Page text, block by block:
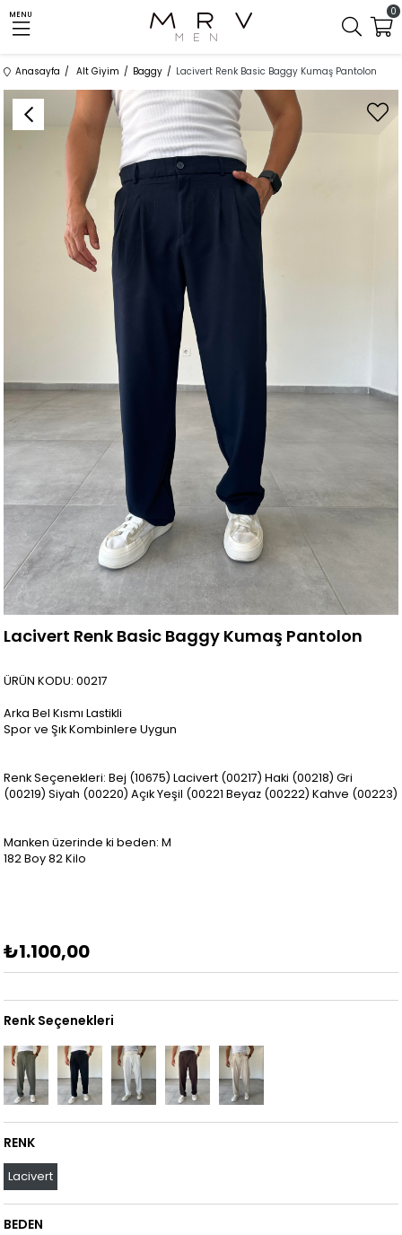
MENU 0
Anasayfa Alt Giyim Baggy Lacivert Renk Basic Baggy Kumaş Pantolon
Lacivert Renk Basic Baggy Kumaş Pantolon
ÜRÜN KODU: 00217
Arka Bel Kısmı Lastikli
Spor ve Şık Kombinlere Uygun
Renk Seçenekleri: Bej (10675) Lacivert (00217) Haki (00218) Gri
(00219) Siyah (00220) Açık Yeşil (00221 Beyaz (00222) Kahve (00223)
Manken üzerinde ki beden: M
182 Boy 82 Kilo
₺1.100,00
Renk Seçenekleri
RENK
Lacivert
BEDEN